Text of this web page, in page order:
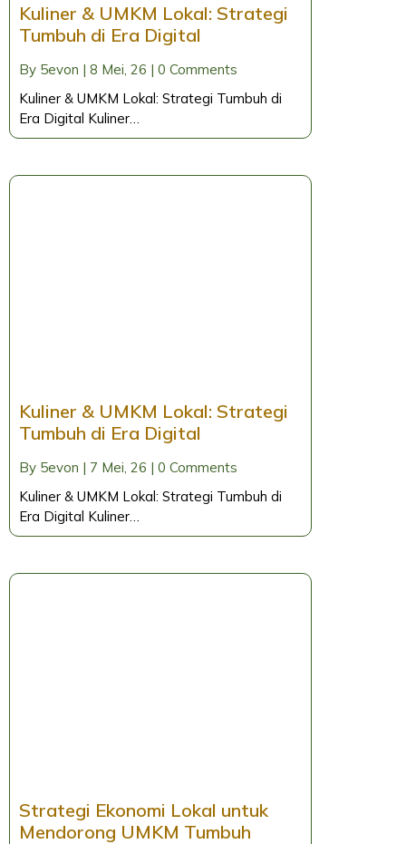
Kuliner & UMKM Lokal: Strategi
Tumbuh di Era Digital
By 5evon | 8 Mei, 26 | 0 Comments
Kuliner & UMKM Lokal: Strategi Tumbuh di
Era Digital Kuliner…
Kuliner & UMKM Lokal: Strategi
Tumbuh di Era Digital
By 5evon | 7 Mei, 26 | 0 Comments
Kuliner & UMKM Lokal: Strategi Tumbuh di
Era Digital Kuliner…
Strategi Ekonomi Lokal untuk
Mendorong UMKM Tumbuh